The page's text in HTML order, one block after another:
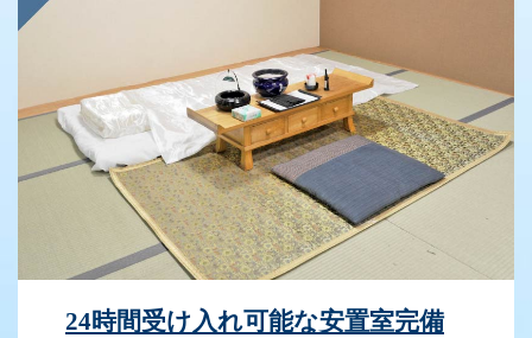
24時間受け入れ可能な安置室完備